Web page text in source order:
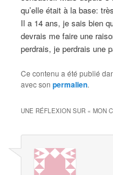
qu’elle était à la base:
Il a 14 ans, je sais bien
devrais me faire une
perdrais, je perdrais une
Ce contenu a été publié
avec sonpermalien.
UNE RÉFLEXION SUR «MON